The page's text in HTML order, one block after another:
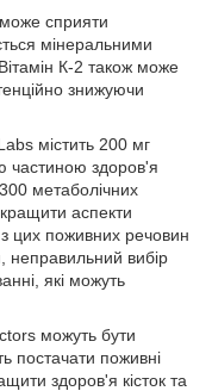
сприяти
мінеральними
К-2 також може
знижуючи
містить 200 мг
частиною здоров'я
300 метаболічних
аспекти
цих поживних речовин
неправильний вибір
які можуть
можуть бути
постачати поживні
здоров'я кісток та